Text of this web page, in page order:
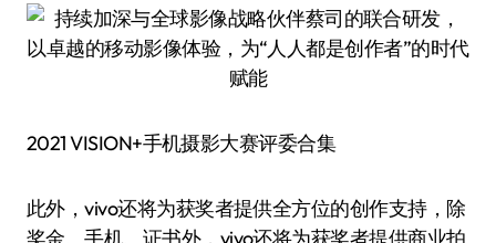
2021 VISION+手机摄影大赛评委合集
此外，vivo还将为获奖者提供全方位的创作支持，除